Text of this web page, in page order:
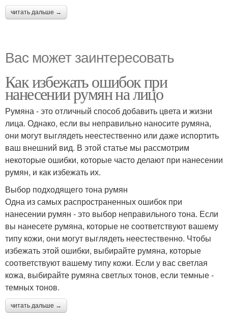
читать дальше →
Вас может заинтересовать
Как избежать ошибок при
нанесении румян на лицо
Румяна - это отличный способ добавить цвета и жизни
лица. Однако, если вы неправильно наносите румяна,
они могут выглядеть неестественно или даже испортить
ваш внешний вид. В этой статье мы рассмотрим
некоторые ошибки, которые часто делают при нанесении
румян, и как избежать их.
Выбор подходящего тона румян
Одна из самых распространенных ошибок при
нанесении румян - это выбор неправильного тона. Если
вы нанесете румяна, которые не соответствуют вашему
типу кожи, они могут выглядеть неестественно. Чтобы
избежать этой ошибки, выбирайте румяна, которые
соответствуют вашему типу кожи. Если у вас светлая
кожа, выбирайте румяна светлых тонов, если темные -
темных тонов.
читать дальше →